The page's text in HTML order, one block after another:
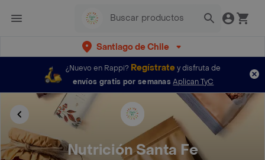
Santiago de Chile
¿Nuevo en Rappi? Regístratey disfruta de
envíos gratis por semanas Aplican TyC
Nutrición Santa Fe